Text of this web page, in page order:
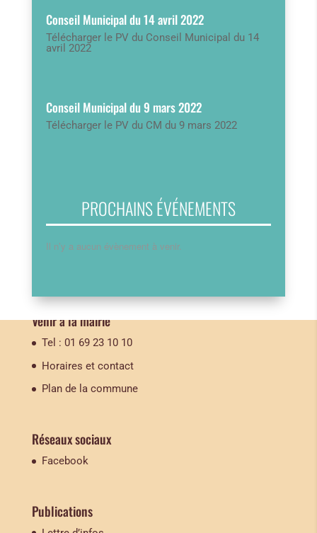
Conseil Municipal du 14 avril 2022
Télécharger le PV du Conseil Municipal du 14
avril 2022
Conseil Municipal du 9 mars 2022
Télécharger le PV du CM du 9 mars 2022
PROCHAINS ÉVÉNEMENTS
Il n’y a aucun évènement à venir.
Venir à la mairie
Tel : 01 69 23 10 10
Horaires et contact
Plan de la commune
Réseaux sociaux
Facebook
Publications